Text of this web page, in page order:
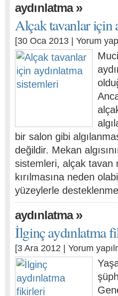
aydınlatma»
Alçak tavanlar için
[30 Oca 2013 | Yorum
bir salon gibi
değildir. Mekan
sistemleri, alçak tavan
kırılmasına neden
yüzeylerle
aydınlatma»
İlginç aydınlatma
[3 Ara 2012 | Yorum